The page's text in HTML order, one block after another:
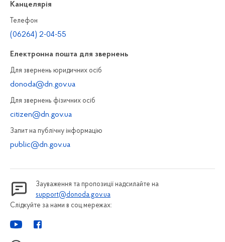
Канцелярiя
Телефон
(06264) 2-04-55
Електронна пошта для звернень
Для звернень юридичних осiб
donoda@dn.gov.ua
Для звернень фізичних осiб
citizen@dn.gov.ua
Запит на публiчну інформацiю
public@dn.gov.ua
Зауваження та пропозиції надсилайте на
support@donoda.gov.ua
Слідкуйте за нами в соц.мережах: